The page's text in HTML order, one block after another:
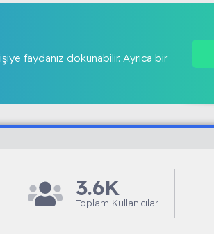
faydanız dokunabilir. Ayrıca bir
3.6K
Toplam Kullanıcılar